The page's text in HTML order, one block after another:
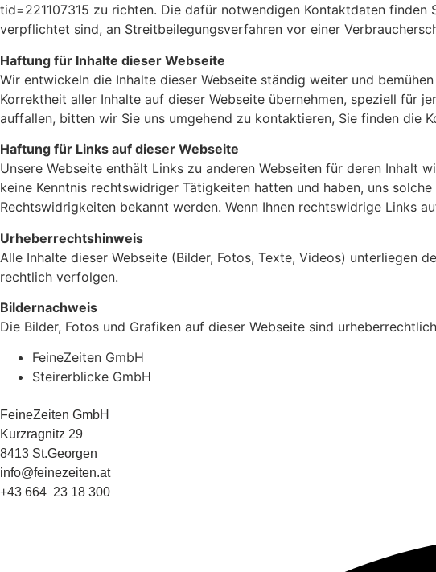
tid=221107315 zu richten. Die dafür notwendigen Kontaktdaten
verpflichtet sind, an Streitbeilegungsverfahren vor einer
Haftung für Inhalte dieser Webseite
Wir entwickeln die Inhalte dieser Webseite ständig weiter und
Korrektheit aller Inhalte auf dieser Webseite übernehmen, speziell für
auffallen, bitten wir Sie uns umgehend zu kontaktieren, Sie finden die
Haftung für Links auf dieser Webseite
Unsere Webseite enthält Links zu anderen Webseiten für deren
keine Kenntnis rechtswidriger Tätigkeiten hatten und haben, uns
Rechtswidrigkeiten bekannt werden. Wenn Ihnen rechtswidrige Links
Urheberrechtshinweis
Alle Inhalte dieser Webseite (Bilder, Fotos, Texte, Videos) unterliegen
rechtlich verfolgen.
Bildernachweis
Die Bilder, Fotos und Grafiken auf dieser Webseite sind
FeineZeiten GmbH
Steirerblicke GmbH
FeineZeiten GmbH
Kurzragnitz 29
8413 St.Georgen
info@feinezeiten.at
+43 664 23 18 300